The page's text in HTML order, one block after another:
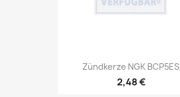
Zündkerze NGK BCP5ES
2,48 €